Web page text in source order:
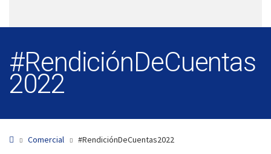
#RendiciónDeCuentas
2022
Comercial #RendiciónDeCuentas2022